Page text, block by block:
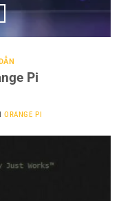
Pi
ORANGE PI